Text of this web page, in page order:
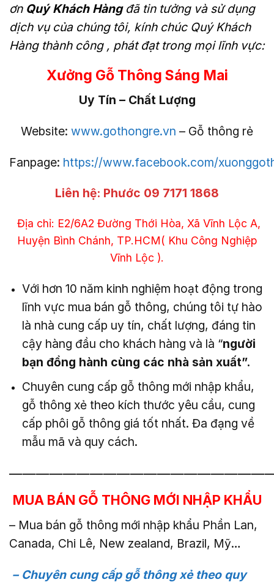
ơn Quý Khách Hàngđã tin tưởng và sử dụng
dịch vụ của chúng tôi, kính chúc Quý Khách
Hàng thành công , phát đạt trong mọi lĩnh vực:
Xưởng Gỗ Thông Sáng Mai
Uy Tín – Chất Lượng
Website: www.gothongre.vn – Gỗ thông rẻ
Fanpage: https://www.facebook.com/
Liên hệ: Phước 09 7171 1868
Địa chỉ: E2/6A2 Đường Thới Hòa, Xã Vĩnh Lộc A,
Huyện Bình Chánh, TP.HCM( Khu Công Nghiệp
Vĩnh Lộc ).
Với hơn 10 năm kinh nghiệm hoạt động trong
lĩnh vực mua bán gỗ thông, chúng tôi tự hào
là nhà cung cấp uy tín, chất lượng, đáng tin
cậy hàng đầu cho khách hàng và là “người
bạn đồng hành cùng các nhà sản xuất”.
Chuyên cung cấp gỗ thông mới nhập khẩu,
gỗ thông xẻ theo kích thước yêu cầu, cung
cấp phôi gỗ thông giá tốt nhất. Đa đạng về
mẫu mã và quy cách.
MUA BÁN GỖ THÔNG MỚI NHẬP KHẨU
– Mua bán gỗ thông mới nhập khẩu Phần Lan,
Canada, Chi Lê, New zealand, Brazil, Mỹ…
– Chuyên cung cấp gỗ thông xẻ theo quy